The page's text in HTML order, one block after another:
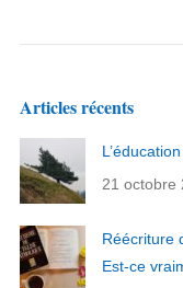
Articles récents
21 octobre
Réécriture
Est-ce